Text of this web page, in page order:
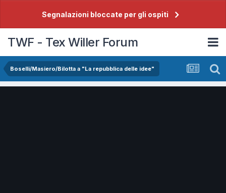
Segnalazioni bloccate per gli ospiti
TWF - Tex Willer Forum
Boselli/Masiero/Bilotta a "La repubblica delle idee"